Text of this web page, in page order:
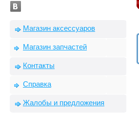
Магазин аксессуаров
Магазин запчастей
Контакты
Справка
Жалобы и предложения